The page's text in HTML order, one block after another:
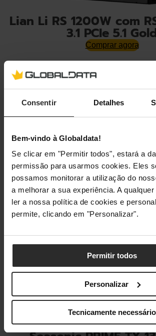
Consentir Detalhes
Bem-vindo à Globaldata!
Se clicar em "Permitir todos", estará a
permissão para usarmos cookies. Eles
possamos monitorar a utilização do
a melhorar a sua experiência. A
ler a nossa política de cookies e
permite, clicando em "Personalizar".
Permitir todos
Personalizar
Tecnicamente necessário
Lian Li RS 1200W com
3.1 PCIe 5.1
Comprar agora
Lian Li RS 1200W com
3.1 PCIe 5.1